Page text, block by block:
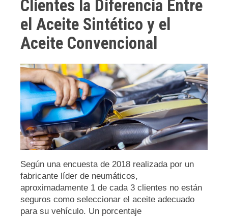
Clientes la Diferencia Entre
el Aceite Sintético y el
Aceite Convencional
Según una encuesta de 2018 realizada por un
fabricante líder de neumáticos,
aproximadamente 1 de cada 3 clientes no están
seguros como seleccionar el aceite adecuado
para su vehículo. Un porcentaje